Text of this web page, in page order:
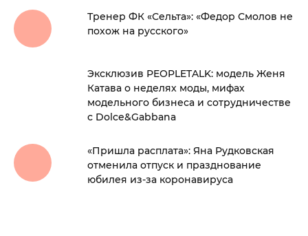
Тренер ФК «Сельта»: «Федор Смолов не
похож на русского»
Эксклюзив PEOPLETALK: модель Женя
Катава о неделях моды, мифах
модельного бизнеса и сотрудничестве
с Dolce&Gabbana
«Пришла расплата»: Яна Рудковская
отменила отпуск и празднование
юбилея из-за коронавируса